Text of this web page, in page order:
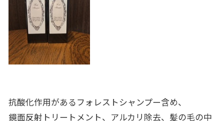
抗酸化作用があるフォレストシャンプー含め、
鏡面反射トリートメント、アルカリ除去、髪の毛の中